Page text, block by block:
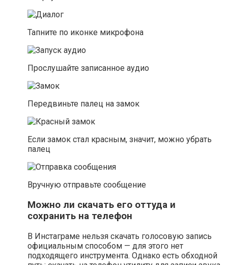
Тапните по иконке микрофона
Прослушайте записанное аудио
Передвиньте палец на замок
Если замок стал красным, значит, можно убрать
палец
Вручную отправьте сообщение
Можно ли скачать его оттуда и
сохранить на телефон
В Инстаграме нельзя скачать голосовую запись
официальным способом — для этого нет
подходящего инструмента. Однако есть обходной